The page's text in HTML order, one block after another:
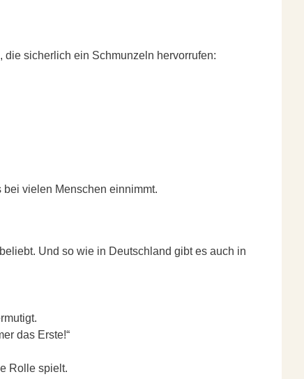
sicherlich ein Schmunzeln hervorrufen:
vielen Menschen einnimmt.
Und so wie in Deutschland gibt es auch in
das Erste!“
Rolle spielt.